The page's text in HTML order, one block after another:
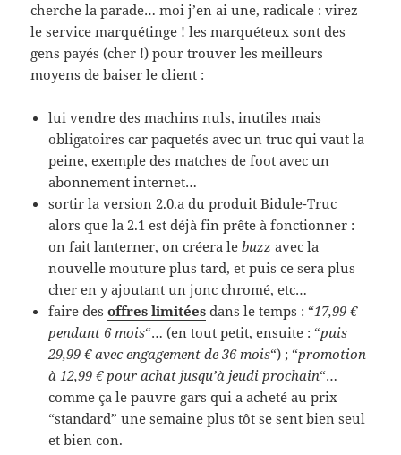
cherche la parade… moi j’en ai une, radicale : virez
le service marquétinge ! les marquéteux sont des
gens payés (cher !) pour trouver les meilleurs
moyens de baiser le client :
lui vendre des machins nuls, inutiles mais
obligatoires car paquetés avec un truc qui vaut la
peine, exemple des matches de foot avec un
abonnement internet…
sortir la version 2.0.a du produit Bidule-Truc
alors que la 2.1 est déjà fin prête à fonctionner :
on fait lanterner, on créera lebuzz avec la
nouvelle mouture plus tard, et puis ce sera plus
cher en y ajoutant un jonc chromé, etc…
faire desoffres limitées dans le temps : “17,99 €
pendant 6 mois“… (en tout petit, ensuite : “puis
29,99 € avec engagement de 36 mois“) ; “promotion
à 12,99 € pour achat jusqu’à jeudi prochain“…
comme ça le pauvre gars qui a acheté au prix
“standard” une semaine plus tôt se sent bien seul
et bien con.